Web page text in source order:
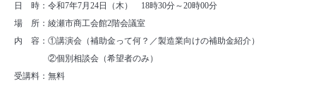
日 時：令和7年7月 24日（木） 18時30分～20時00分
場 所：綾瀬市商工会館2階会議室
内 容：①講演会（補助金って何？／製造業向けの補助金紹介）
②個別相談会（希望者のみ）
受講料：無料